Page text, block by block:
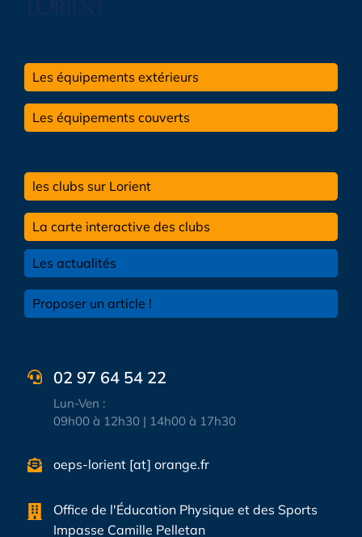
Les équipements extérieurs
Les équipements couverts
les clubs sur Lorient
La carte interactive des clubs
Les actualités
Proposer un article !
02 97 64 54 22
Lun-Ven :
09h00 à 12h30 | 14h00 à 17h30
oeps-lorient [at] orange.fr
Office de l'Éducation Physique et des Sports
Impasse Camille Pelletan